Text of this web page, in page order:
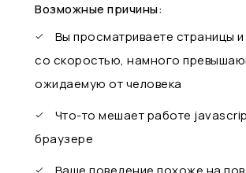
Возможные причины:
Вы просматриваете страницы и
со скоростью, намного
ожидаемую от человека
Что-то мешает работе
браузере